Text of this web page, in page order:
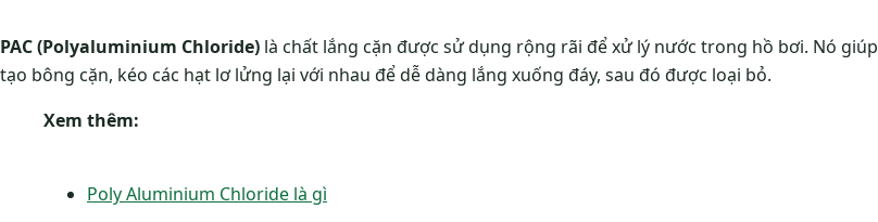
PAC (Polyaluminium Chloride) là chất lắng cặn được sử dụng rộng rãi để xử lý nước trong hồ bơi. Nó giúp
tạo bông cặn, kéo các hạt lơ lửng lại với nhau để dễ dàng lắng xuống đáy, sau đó được loại bỏ.
Xem thêm:
Poly Aluminium Chloride là gì